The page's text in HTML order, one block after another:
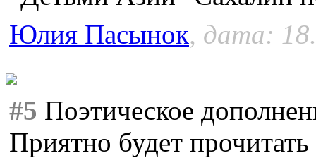
Юлия Пасынок, дата:
#5 Поэтическое
Приятно будет